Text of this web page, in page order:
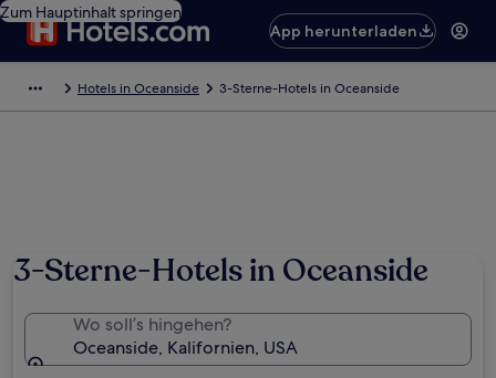
Zum Hauptinhalt springen
App herunterladen
Hotels in Oceanside 3-Sterne-Hotels in Oceanside
3-Sterne-Hotels in Oceanside
Wo soll’s hingehen?
Oceanside, Kalifornien, USA